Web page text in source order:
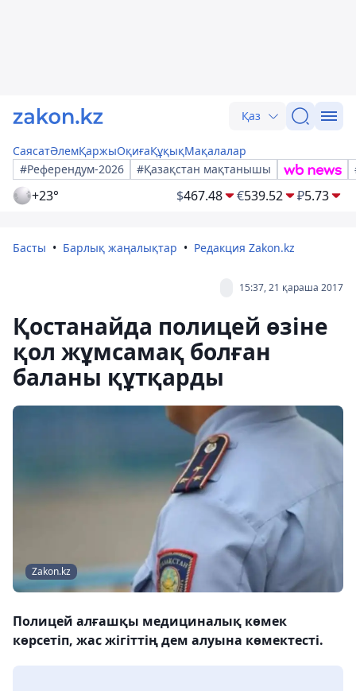
Қаз
СаясатӘлемҚаржыОқиғаҚұқықМақалалар
#Референдум-2026
#Қазақстан мақтанышы
+23° $467.48 €539.52 ₽5.73
Басты Барлық жаңалықтар Редакция Zakon.kz
15:37, 21 қараша 2017
Қостанайда полицей өзіне
қол жұмсамақ болған
баланы құтқарды
Zakon.kz
Полицей алғашқы медициналық көмек
көрсетіп, жас жігіттің дем алуына көмектесті.